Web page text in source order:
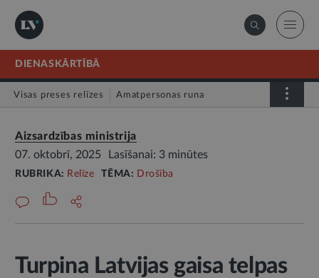
DIENASKĀRTĪBĀ
Visas preses relīzes Amatpersonas runa
Aizsardzības ministrija
07. oktobrī, 2025
Lasīšanai: 3 minūtes
RUBRIKA: Relīze TĒMA: Drošība
Turpina Latvijas gaisa telpas